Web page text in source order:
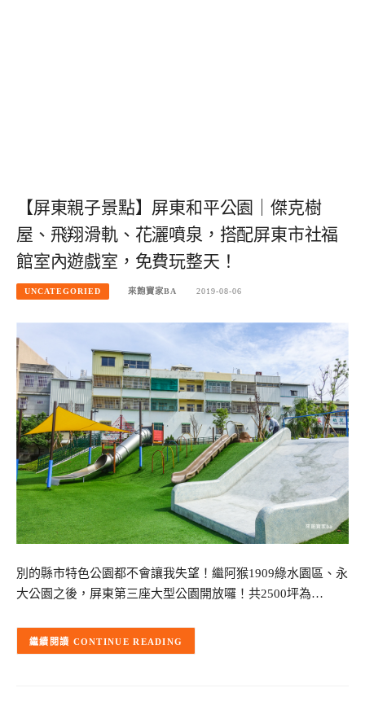
【屏東親子景點】屏東和平公園｜傑克樹
屋、飛翔滑軌、花灑噴泉，搭配屏東市社福
館室內遊戲室，免費玩整天！
UNCATEGORIED 來飽寶家BA 2019-08-06
別的縣市特色公園都不會讓我失望！繼阿猴1909綠水園區、永
大公園之後，屏東第三座大型公園開放囉！共2500坪為…
CONTINUE READING